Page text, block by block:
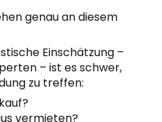
genau an diesem
Einschätzung –
– ist es schwer,
zu treffen:
vermieten?